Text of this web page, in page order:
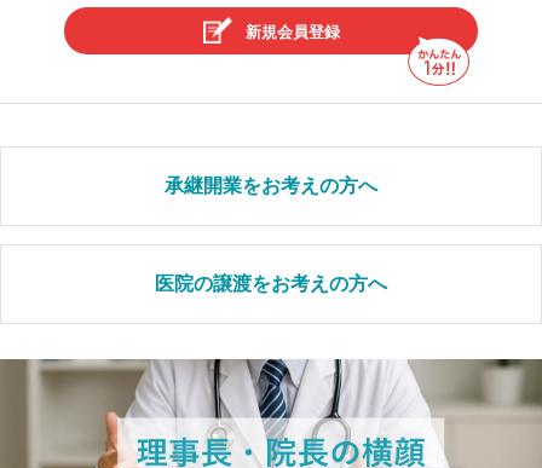
新規会員登録
承継開業をお考えの方へ
医院の譲渡をお考えの方へ